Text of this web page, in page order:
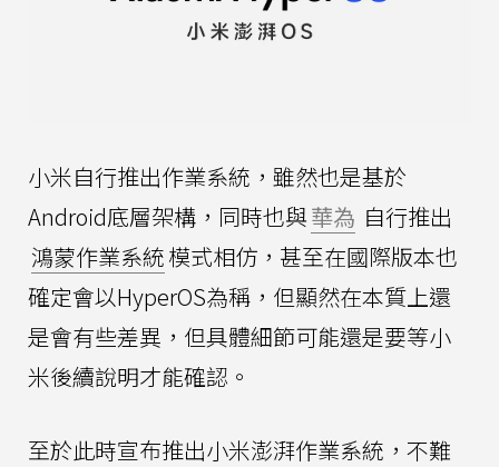
小米自行推出作業系統，雖然也是基於
Android底層架構，同時也與華為 自行推出
鴻蒙作業系統模式相仿，甚至在國際版本也
確定會以HyperOS為稱，但顯然在本質上還
是會有些差異，但具體細節可能還是要等小
米後續說明才能確認。
至於此時宣布推出小米澎湃作業系統，不難